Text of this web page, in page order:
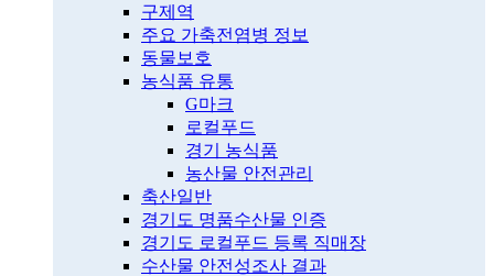
구제역
주요 가축전염병 정보
동물보호
농식품 유통
G마크
로컬푸드
경기 농식품
농산물 안전관리
축산일반
경기도 명품수산물 인증
경기도 로컬푸드 등록 직매장
수산물 안전성조사 결과